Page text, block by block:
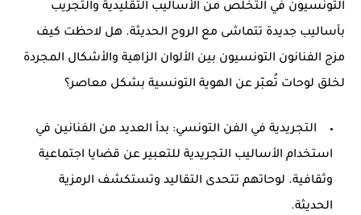
التونسيون في التخلص من الأساليب التقليدية والتجريب
بأساليب جديدة تتماشى مع الروح الحديثة. هل لاحظت كيف
مزج الفنانون التونسيون بين الألوان الزاهية والأشكال المجردة
لخلق لوحات تُعبّر عن الهوية التونسية بشكل معاصر؟
التجريدية في الفن التونسي: بدأ العديد من الفنانين في
استخدام الأساليب التجريدية للتعبير عن قضايا اجتماعية
وثقافية. لوحاتهم تتحدى التقاليد وتستكشف الرمزية
الحديثة.